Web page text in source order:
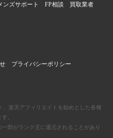
ンズサポート FP相談 買取業者
プライバシーポリシー
楽天アフィリエイトを始めとした各種
。
部がランク王に還元されることがあり